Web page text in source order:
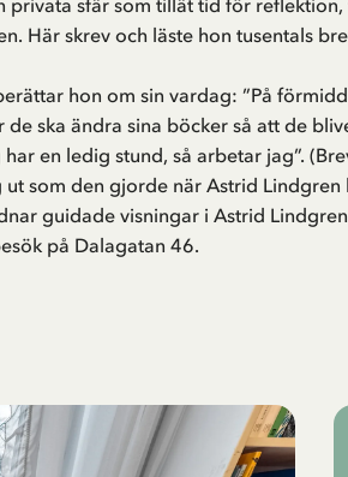
sfär som tillät tid för
Här skrev och läste hon tusentals
hon om sin vardag: ”På
ska ändra sina böcker så att de
en ledig stund, så arbetar jag”.
som den gjorde när Astrid Lindgren
guidade visningar i Astrid
på Dalagatan 46.